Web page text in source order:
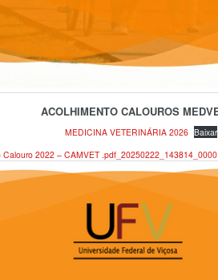
ACOLHIMENTO CALOUROS
MEDICINA VETERINÁRIA 2026 Baixar
Calouro 2022 – CAMVET